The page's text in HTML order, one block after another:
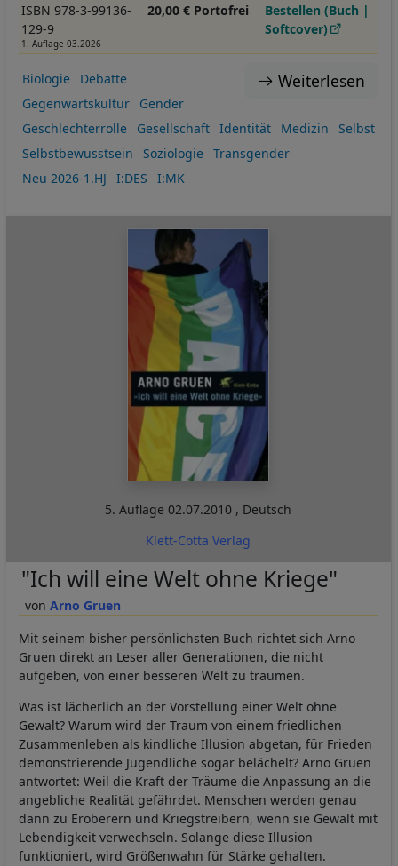
ISBN 978-3-99136-
129-9
1. Auflage 03.2026
20,00 € Portofrei
Bestellen (Buch |
Softcover)
Weiterlesen
Biologie
Debatte
Gegenwartskultur
Gender
Geschlechterrolle
Gesellschaft Identität Medizin
Selbst
Selbstbewusstsein
Soziologie
Transgender
Neu 2026-1.HJ
I:DES I:MK
5. Auflage02.07.2010 , Deutsch
Klett-Cotta Verlag
Arno Gruen
"Ich will eine Welt ohne Kriege"
Mit seinem bisher persönlichsten Buch richtet sich Arno
Gruen direkt an Leser aller Generationen, die nicht
aufgeben, von einer besseren Welt zu träumen.
Was ist lächerlich an der Vorstellung einer Welt ohne
Gewalt? Warum wird der Traum von einem friedlichen
Zusammenleben als kindliche Illusion abgetan, für Frieden
demonstrierende Jugendliche sogar belächelt? Arno Gruen
antwortet: Weil die Kraft der Träume die Anpassung an die
angebliche Realität gefährdet. Menschen werden genau
dann zu Eroberern und Kriegstreibern, wenn sie Gewalt mit
Lebendigkeit verwechseln. Solange diese Illusion
funktioniert, wird Größenwahn für Stärke gehalten.